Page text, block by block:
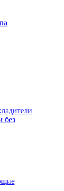
без